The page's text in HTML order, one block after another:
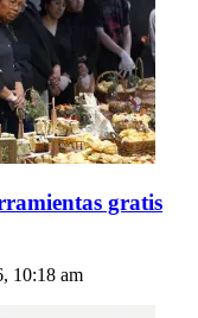
gratis
10:18 am